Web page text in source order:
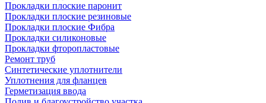
Прокладки плоские паронит
Прокладки плоские резиновые
Прокладки плоские Фибра
Прокладки силиконовые
Прокладки фторопластовые
Ремонт труб
Синтетические уплотнители
Уплотнения для фланцев
Герметизация ввода